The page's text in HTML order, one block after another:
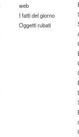
web
I fatti del giorno
Oggetti rubati